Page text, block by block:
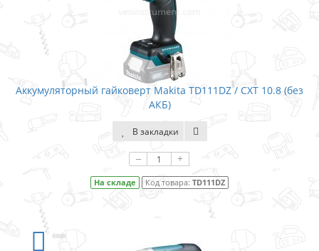
Аккумуляторный гайковерт Makita TD111DZ / CXT 10.8 (без
АКБ)
В закладки
– +
На складе Код товара: TD111DZ